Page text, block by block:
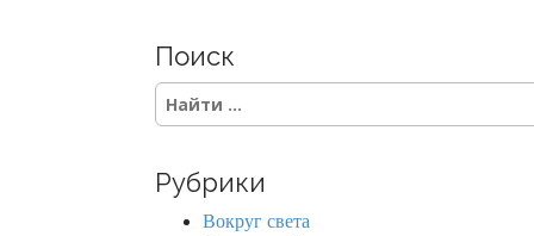
t
s
n
a
Поиск
S
e
c
Рубрики
Вокруг света